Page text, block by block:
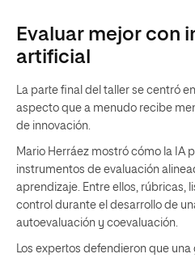
Evaluar mejor con
artificial
La parte final del taller se centró
aspecto que a menudo recibe
de innovación.
Mario Herráez mostró cómo la IA
instrumentos de evaluación
aprendizaje. Entre ellos, rúbricas,
control durante el desarrollo de
autoevaluación y coevaluación.
Los expertos defendieron que